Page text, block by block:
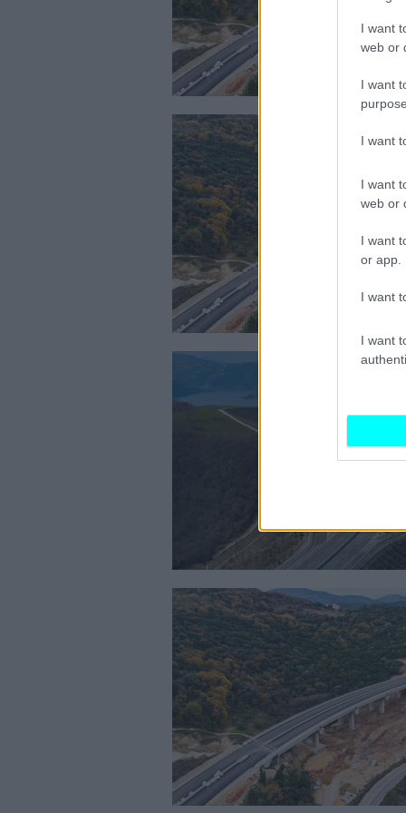
I want
web or
I want
I want
I want
web or
I want
or app.
I want
I want